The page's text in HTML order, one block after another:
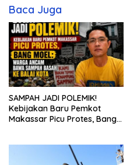
Baca Juga
SAMPAH JADI POLEMIK!
Kebijakan Baru Pemkot
Makassar Picu Protes, Bang